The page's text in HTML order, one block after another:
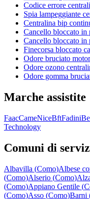
Codice errore
Spia lampeggiante
Centralina bip
Cancello bloccato in
Cancello bloccato in
Finecorsa bloccato
Odore bruciato
Odore ozono
Odore gomma
Marche assistite
FaacCameNiceBftFadini
Technology
Comuni di
Albavilla (Como)Albese
(Como)Alserio (Como)
(Como)Appiano Gentile (
(Como)Asso (Como)Barni